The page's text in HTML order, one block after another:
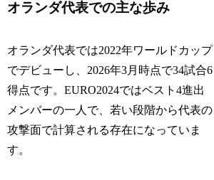
オランダ代表での主な歩み
オランダ代表では2022年ワールドカップ
でデビューし、2026年3月時点で34試合6
得点です。EURO2024ではベスト4進出
メンバーの一人で、若い段階から代表の
攻撃面で計算される存在になっていま
す。